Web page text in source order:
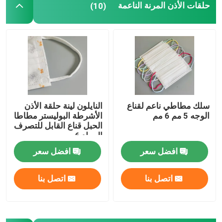
سلك أنف ذو قلب واحد
سلك الأنف المعدني
آلة صنع حلقة الأذن
حلقات الأذن المرنة الناعمة (10)
سلك مطاطي ناعم لقناع
الوجه 5 مم 6 مم
افضل سعر
اتصل بنا
النايلون لينة حلقة الأذن
الأشرطة البوليستر مطاطا
الحبل قناع القابل للتصرف
المواد 6 مم
افضل سعر
اتصل بنا